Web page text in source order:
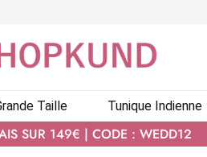
Taille Tunique Indienne
SUR 149€ | CODE : WEDD12